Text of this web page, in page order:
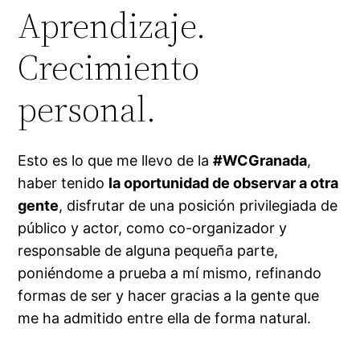
Aprendizaje.
Crecimiento
personal.
Esto es lo que me llevo de la#WCGranada,
haber tenido la oportunidad de observar a otra
gente, disfrutar de una posición privilegiada de
público y actor, como co-organizador y
responsable de alguna pequeña parte,
poniéndome a prueba a mí mismo, refinando
formas de ser y hacer gracias a la gente que
me ha admitido entre ella de forma natural.